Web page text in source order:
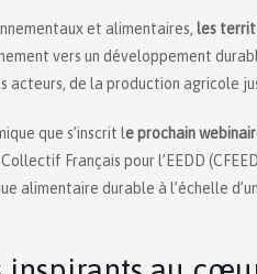
et alimentaires, les
vers un développement
acteurs, de la production agricole
que s’inscrit le prochain
Français pour l’EEDD
alimentaire durable à l’échelle